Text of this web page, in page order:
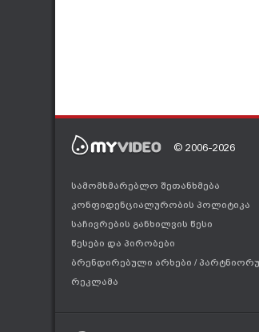
© 2006-2026
სამომხმარებლო შეთანხმება
კონფიდენციალურობის პოლიტიკა
საჩივრების განხილვის წესი
წესები და პირობები
ბრენდირებული არხები /
რეკლამა